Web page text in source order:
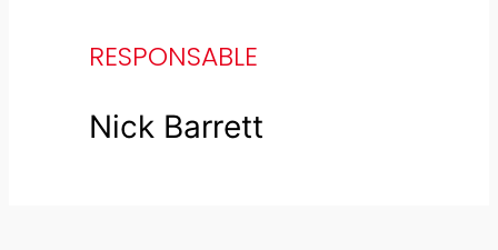
RESPONSABLE
Nick Barrett